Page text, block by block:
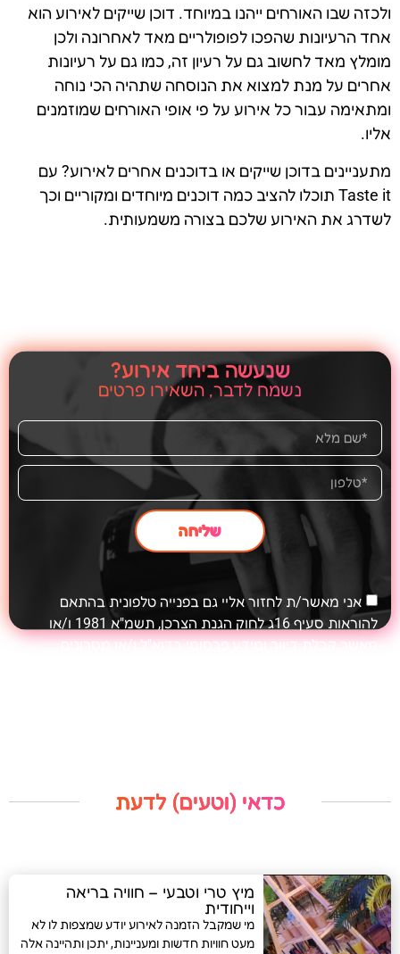
ולכזה שבו האורחים ייהנו במיוחד. דוכן שייקים לאירוע הוא
אחד הרעיונות שהפכו לפופולריים מאד לאחרונה ולכן
מומלץ מאד לחשוב גם על רעיון זה, כמו גם על רעיונות
אחרים על מנת למצוא את הנוסחה שתהיה הכי נוחה
ומתאימה עבור כל אירוע על פי אופי האורחים שמוזמנים
אליו.
מתעניינים בדוכן שייקים או בדוכנים אחרים לאירוע? עם
Taste it תוכלו להציב כמה דוכנים מיוחדים ומקוריים וכך
לשדרג את האירוע שלכם בצורה משמעותית.
שנעשה ביחד אירוע?
נשמח לדבר, השאירו פרטים
אני מאשר/ת לחזור אליי גם בפנייה טלפונית בהתאם
להוראות סעיף 16ג לחוק הגנת הצרכן, תשמ"א 1981 ו/או
מאשר קבלת דיוור ומידע פרסומי בדוא"ל ו/או מסרונים
שליחה
כדאי (וטעים) לדעת
מיץ טרי וטבעי – חוויה בריאה
וייחודית
מי שמקבל הזמנה לאירוע יודע שמצפות לו לא
מעט חוויות חדשות ומעניינות, יתכן ותהיינה אלה